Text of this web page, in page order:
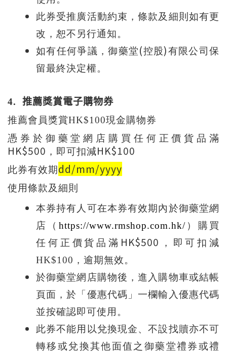
此券受推廣活動約束，條款及細則如有更
改，恕不另行通知。
如有任何爭議，御藥堂(控股)有限公司保
留最終決定權。
4.
推薦獎賞電子購物券
推薦會員獎賞HK$100現金購物券
憑券於御藥堂網店購買任何正價貨品滿
HK$500 ，即可扣減HK$100
此券有效期dd/mm/yyyy
使用條款及細則
本券持有人可在本券有效期內於御藥堂網
店（ https://www.rmshop.com.hk/）購買
任何正價貨品滿 HK$500 ，即可扣減
HK$100 ，逾期無效。
於御藥堂網店購物後，進入購物車或結帳
頁面，於「優惠代碼」一欄輸入優惠代碼
並按確認即可使用。
此券不能用以兌換現金、不設找贖亦不可
轉移或兌換其他面值之御藥堂禮券或禮